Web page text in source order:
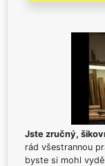
Jste zručný,
rád všestrannou
byste si mohl